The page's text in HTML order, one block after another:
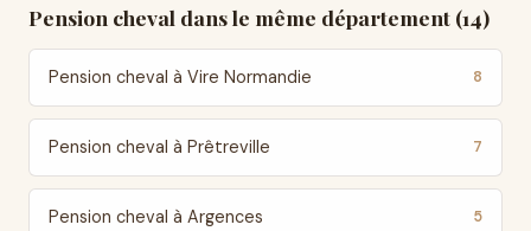
Pension cheval dans le même département (14)
Pension cheval à Vire Normandie 8
Pension cheval à Prêtreville 7
Pension cheval à Argences 5